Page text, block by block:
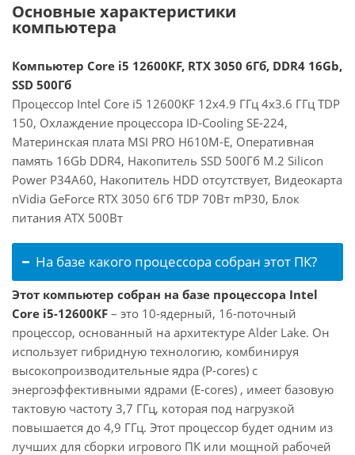
Основные характеристики
компьютера
Компьютер Core i5 12600KF, RTX 3050 6Гб, DDR4 16Gb,
SSD 500Гб
Процессор Intel Core i5 12600KF 12x4.9 ГГц 4x3.6 ГГц TDP
150, Охлаждение процессора ID-Cooling SE-224,
Материнская плата MSI PRO H610M-E, Оперативная
память 16Gb DDR4, Накопитель SSD 500Гб M.2 Silicon
Power P34A60, Накопитель HDD отсутствует, Видеокарта
nVidia GeForce RTX 3050 6Гб TDP 70Вт mP30, Блок
питания ATX 500Вт
На базе какого процессора собран этот ПК?
Этот компьютер собран на базе процессора Intel
Core i5-12600KF – это 10-ядерный, 16-поточный
процессор, основанный на архитектуре Alder Lake. Он
использует гибридную технологию, комбинируя
высокопроизводительные ядра (P-cores) с
энергоэффективными ядрами (E-cores) , имеет базовую
тактовую частоту 3,7 ГГц, которая под нагрузкой
повышается до 4,9 ГГц. Этот процессор будет одним из
лучших для сборки игрового ПК или мощной рабочей